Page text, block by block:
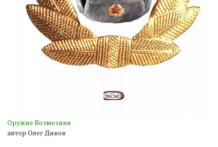
Оружие Возмездия
автор Олег Дивов